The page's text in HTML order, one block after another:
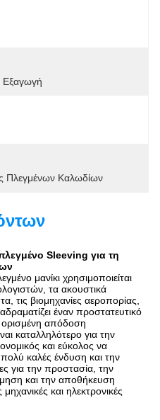
Εξαγωγή
Πλεγμένων Καλωδίων
Sleeving για τη
μανίκι χρησιμοποιείται
τα ακουστικά
τις βιομηχανίες αεροπορίας,
έναν προστατευτικό
ορισμένη απόδοση
καταλληλότερο για την
και εύκολος να
καλές ένδυση και την
για την προστασία, την
και την αποθήκευση
και ηλεκτρονικές